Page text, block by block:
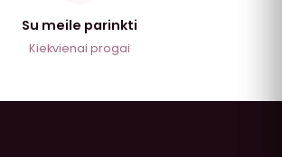
Su meile parinkti
Kiekvienai progai